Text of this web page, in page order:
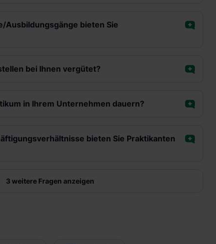
Ausbildungsgänge bieten Sie
bei Ihnen vergütet?
in Ihrem Unternehmen dauern?
bieten Sie Praktikanten
3 weitere Fragen anzeigen